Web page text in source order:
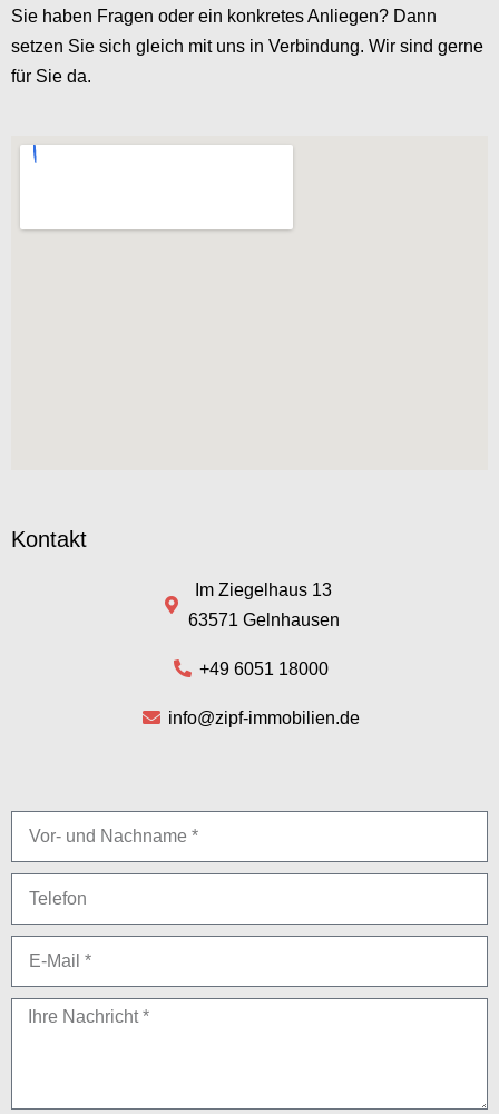
Sie haben Fragen oder ein konkretes Anliegen? Dann
setzen Sie sich gleich mit uns in Verbindung. Wir sind gerne
für Sie da.
Kontakt
Im Ziegelhaus 13
63571 Gelnhausen
+49 6051 18000
info@zipf-immobilien.de